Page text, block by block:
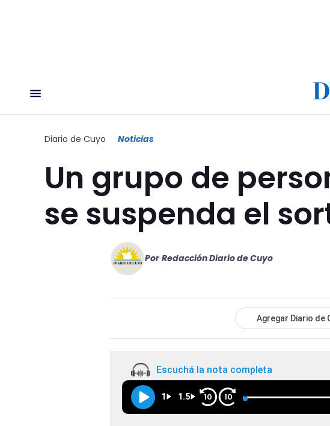
Diario de Cuyo Noticias
Un grupo de
se suspenda el
Por Redacción Diario de Cuyo
Agregar Diario de
Escuchá la nota completa
1 1.5 10 10